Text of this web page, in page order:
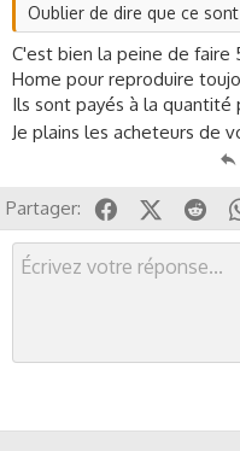
Oublier de dire que ce
C'est bien la peine de faire
Home pour reproduire
Ils sont payés à la quantité
Je plains les acheteurs de
Partager: Facebook
X